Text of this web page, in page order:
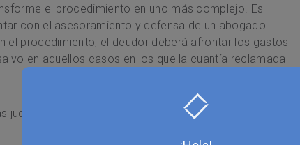
el procedimiento en uno más complejo. Es
con el asesoramiento y defensa de un abogado.
el procedimiento, el deudor deberá afrontar los gastos
en aquellos casos en los que la cuantía reclamada